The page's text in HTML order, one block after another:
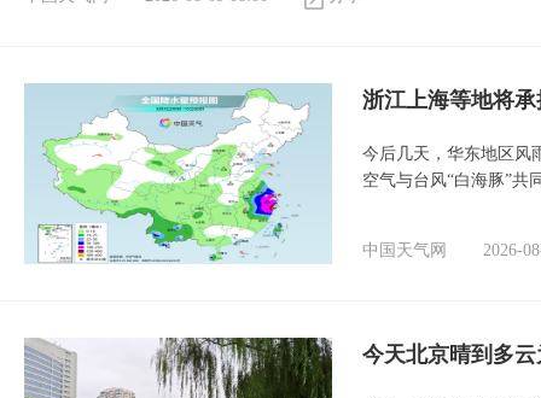
浙江上海等地将
今后几天，华东地区风
空气与台风“白海豚”共
中国天气网 2026-
今天北京晴到多